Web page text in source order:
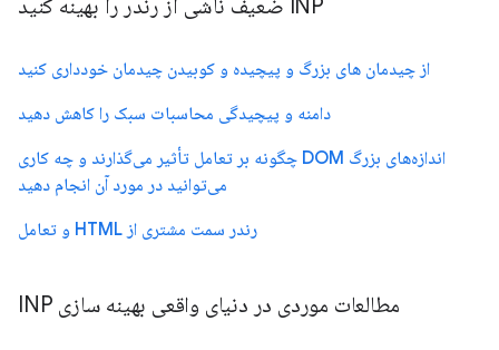
INP ضعیف ناشی از رندر را بهینه کنید
از چیدمان های بزرگ و پیچیده و کوبیدن چیدمان خودداری کنید
دامنه و پیچیدگی محاسبات سبک را کاهش دهید
اندازه‌های بزرگ DOM چگونه بر تعامل تأثیر می‌گذارند و چه کاری
می‌توانید در مورد آن انجام دهید
رندر سمت مشتری از HTML و تعامل
مطالعات موردی در دنیای واقعی بهینه سازی INP